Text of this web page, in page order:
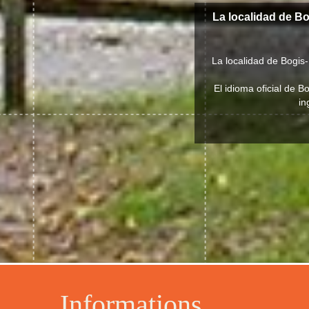
La localidad de
La localidad de
El idioma oficial de